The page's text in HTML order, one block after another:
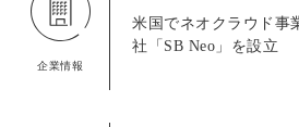
企業情報
米国でネオクラウド事
社「SB Neo」を設立